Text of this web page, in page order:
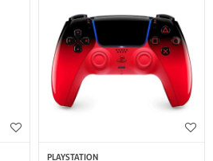
PLAYSTATION